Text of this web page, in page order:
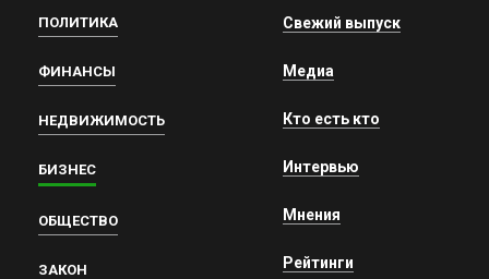
ПОЛИТИКА
ФИНАНСЫ
НЕДВИЖИМОСТЬ
БИЗНЕС
ОБЩЕСТВО
ЗАКОН
Свежий выпуск
Медиа
Кто есть кто
Интервью
Мнения
Рейтинги